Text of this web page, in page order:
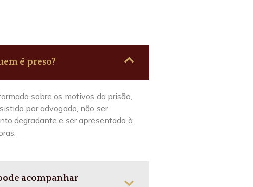
é preso?
sobre os motivos da prisão,
por advogado, não ser
degradante e ser apresentado à
acompanhar